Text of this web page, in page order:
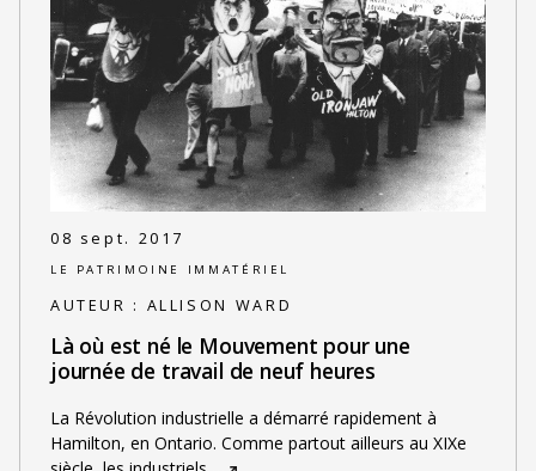
08 sept. 2017
LE PATRIMOINE IMMATÉRIEL
AUTEUR : ALLISON WARD
Là où est né le Mouvement pour une
journée de travail de neuf heures
La Révolution industrielle a démarré rapidement à
Hamilton, en Ontario. Comme partout ailleurs au XIXe